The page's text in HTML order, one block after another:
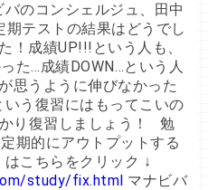
のコンシェルジュ、田中
テストの結果はどうでし
成績UP!!!という人も、
た…成績DOWN…という人
思うように伸びなかった
う復習にはもってこいの
り復習しましょう！ 勉
期的にアウトプットする
こちらをクリック ↓
study/fix.html マナビバ